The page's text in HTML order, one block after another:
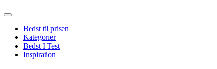
Bedst til prisen
Kategorier
Bedst I Test
Inspiration